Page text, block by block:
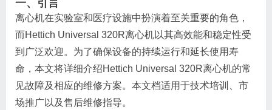
一、引言
离心机在实验室和医疗设施中扮演着至关重要的角色，
而Hettich Universal 320R离心机以其高效能和稳定性受
到广泛欢迎。为了确保设备的持续运行和延长使用寿
命，本文将详细介绍Hettich Universal 320R离心机的常
见故障及相应的维修方案。本文档适用于技术培训、市
场推广以及售后维修指导。